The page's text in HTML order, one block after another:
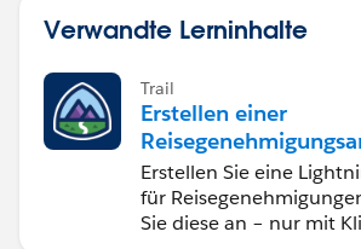
Verwandte Lerninhalte
Trail
Erstellen einer
endung namens
Approval"
Erstellen Sie eine
für
Sie diese an – nur mit